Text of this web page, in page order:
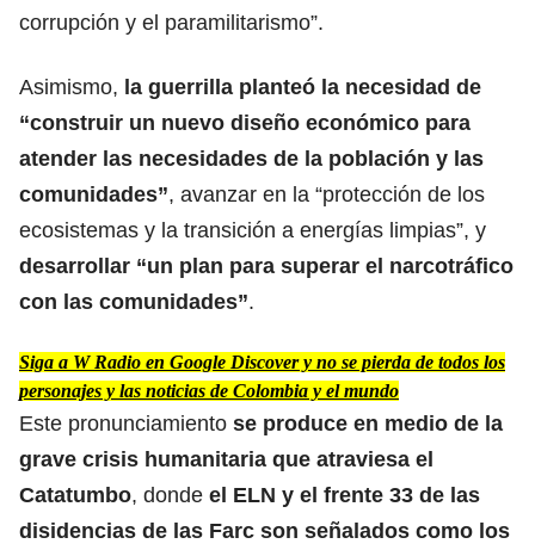
corrupción y el paramilitarismo”.
Asimismo, la guerrilla planteó la necesidad de
“construir un nuevo diseño económico para
atender las necesidades de la población y las
comunidades”, avanzar en la “protección de los
ecosistemas y la transición a energías limpias”, y
desarrollar “un plan para superar el narcotráfico
con las comunidades”.
Siga a W Radio en Google Discover y no se pierda de todos los
personajes y las noticias de Colombia y el mundo
Este pronunciamiento se produce en medio de la
grave crisis humanitaria que atraviesa el
Catatumbo, donde el ELN y el frente 33 de las
disidencias de las Farc son señalados como los